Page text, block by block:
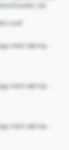
sto
syd/
med næring -
med næring -
med næring -